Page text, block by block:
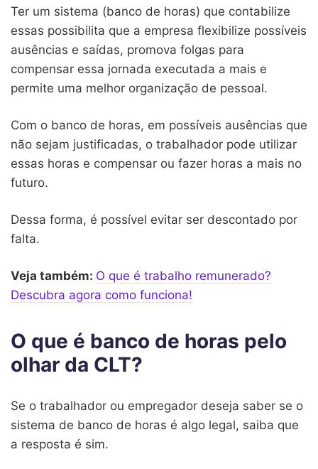
Ter um sistema (banco de horas) que contabilize
essas possibilita que a empresa flexibilize possíveis
ausências e saídas, promova folgas para
compensar essa jornada executada a mais e
permite uma melhor organização de pessoal.
Com o banco de horas, em possíveis ausências que
não sejam justificadas, o trabalhador pode utilizar
essas horas e compensar ou fazer horas a mais no
futuro.
Dessa forma, é possível evitar ser descontado por
falta.
Veja também: O que é trabalho remunerado?
Descubra agora como funciona!
O que é banco de horas pelo
olhar da CLT?
Se o trabalhador ou empregador deseja saber se o
sistema de banco de horas é algo legal, saiba que
a resposta é sim.